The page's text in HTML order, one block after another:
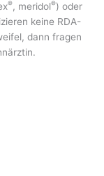
®, meridol®) oder
keine RDA-
dann fragen